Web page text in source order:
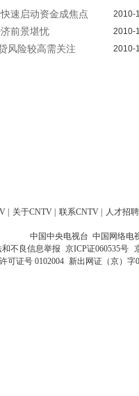
速启动资金成焦点 2010-
前景堪忧 2010-
风险较高需关注 2010-
| 关于CNTV | 联系CNTV | 人才招聘
中国中央电视台 中国网络电
和不良信息举报 京ICP证060535号
可证号 0102004 新出网证（京）